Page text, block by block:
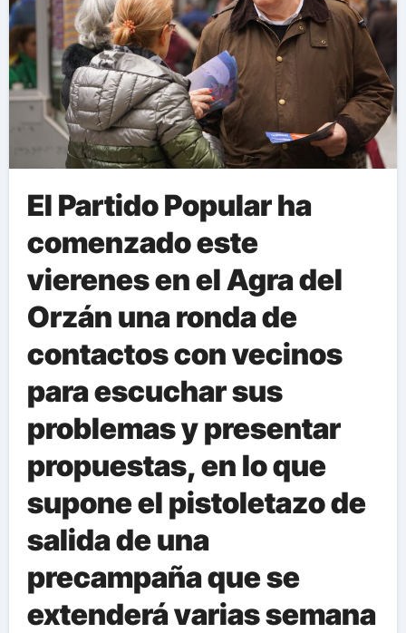
El Partido Popular ha
comenzado este
vierenes en el Agra del
Orzán una ronda de
contactos con vecinos
para escuchar sus
problemas y presentar
propuestas, en lo que
supone el pistoletazo de
salida de una
precampaña que se
extenderá varias semana